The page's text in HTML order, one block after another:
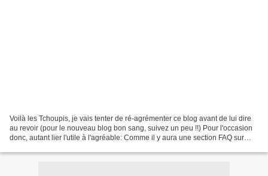
Voilà les Tchoupis, je vais tenter de ré-agrémenter ce blog avant de lui dire
au revoir (pour le nouveau blog bon sang, suivez un peu !!) Pour l'occasion
donc, autant lier l'utile à l'agréable: Comme il y aura une section FAQ sur